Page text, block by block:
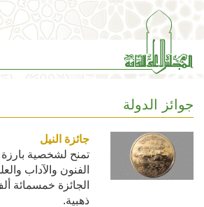
جوائز الدولة
جائزة النيل
تمنح لشخصية
الفنون والآداب
الجائزة خمسمائة
ذهبية.